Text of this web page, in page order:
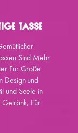
Tasse
Sind Mehr
Für Große
Design und
und Seele in
Getränk, Für